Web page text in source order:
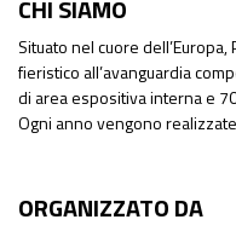
CHI SIAMO
Situato nel cuore
fieristico all’avanguardia
di area espositiva interna e
Ogni anno vengono
ORGANIZZATO DA